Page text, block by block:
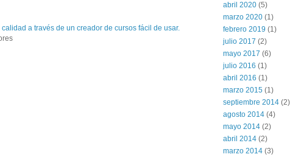
a través de un creador de cursos fácil de usar.
abril 2020 (5)
marzo 2020 (1)
febrero 2019 (1)
julio 2017 (2)
mayo 2017 (6)
julio 2016 (1)
abril 2016 (1)
marzo 2015 (1)
septiembre 2014 (2)
agosto 2014 (4)
mayo 2014 (2)
abril 2014 (2)
marzo 2014 (3)